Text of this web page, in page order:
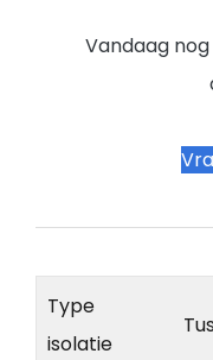
Vandaag
Type
isolatie